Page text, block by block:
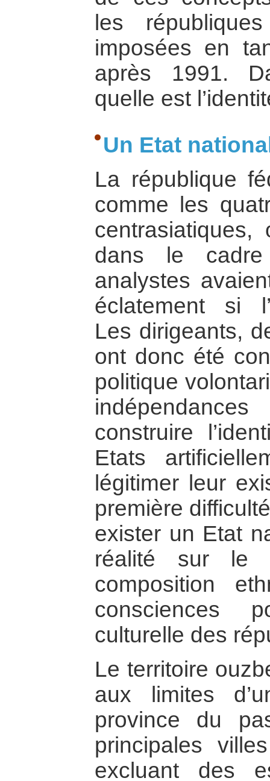
les
imposées en
après 1991.
quelle est
Un Etat
La république
comme les
centrasiatiques,
dans le
analystes
éclatement si
Les dirigeants,
ont donc été
politique
construire
Etats
légitimer leur
première
exister un Etat
réalité sur le
composition
consciences
culturelle des
Le territoire
aux limites
province du
principales
excluant des